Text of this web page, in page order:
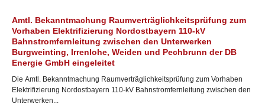
Amtl. Bekanntmachung Raumverträglichkeitsprüfung zum
Vorhaben Elektrifizierung Nordostbayern 110-kV
Bahnstromfernleitung zwischen den Unterwerken
Burgweinting, Irrenlohe, Weiden und Pechbrunn der DB
Energie GmbH eingeleitet
Die Amtl. Bekanntmachung Raumverträglichkeitsprüfung zum Vorhaben
Elektrifizierung Nordostbayern 110-kV Bahnstromfernleitung zwischen den
Unterwerken...